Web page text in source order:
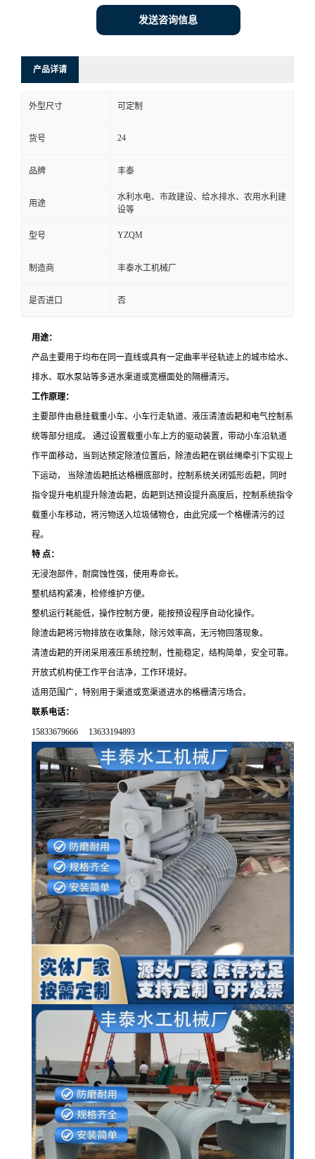
发送咨询信息
产品详请
外型尺寸 可定制
货号 24
品牌 丰泰
用途
水利水电、市政建设、给水排水、农用水利建
设等
型号 YZQM
制造商 丰泰水工机械厂
是否进口 否
用途：
产品主要用于均布在同一直线或具有一定曲率半径轨迹上的城市给水、
排水、取水泵站等多进水渠道或宽栅面处的隔栅清污。
工作原理：
主要部件由悬挂载重小车、小车行走轨道、液压清渣齿耙和电气控制系
统等部分组成。 通过设置载重小车上方的驱动装置，带动小车沿轨道
作平面移动，当到达预定除渣位置后，除渣齿耙在钢丝绳牵引下实现上
下运动， 当除渣齿耙抵达格栅底部时，控制系统关闭弧形齿耙，同时
指令提升电机提升除渣齿耙，齿耙到达预设提升高度后，控制系统指令
载重小车移动，将污物送入垃圾储物仓，由此完成一个格栅清污的过
程。
特 点：
无浸泡部件，耐腐蚀性强，使用寿命长。
整机结构紧凑，检修维护方便。
整机运行耗能低，操作控制方便，能按预设程序自动化操作。
除渣齿耙将污物排放在收集除，除污效率高，无污物回落现象。
清渣齿耙的开闭采用液压系统控制，性能稳定，结构简单，安全可靠。
开放式机构使工作平台洁净，工作环境好。
适用范围广，特别用于渠道或宽渠道进水的格栅清污场合。
联系电话：
15833679666 13633194893